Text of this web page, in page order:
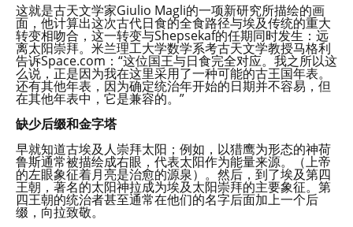
这就是古天文学家Giulio Magli的一项新研究所描绘的画
面，他计算出这次古代日食的全食路径与埃及传统的重大
转变相吻合，这一转变与Shepsekaf的任期同时发生：远
离太阳崇拜。米兰理工大学数学系考古天文学教授马格利
告诉Space.com：“这位国王与日食完全对应。我之所以这
么说，正是因为我在这里采用了一种可能的古王国年表。
还有其他年表，因为确定统治年开始的日期并不容易，但
在其他年表中，它是兼容的。”
缺少后缀和金字塔
早就知道古埃及人崇拜太阳；例如，以猎鹰为形态的神荷
鲁斯通常被描绘成右眼，代表太阳作为能量来源。（上帝
的左眼象征着月亮是治愈的源泉）。然后，到了埃及第四
王朝，著名的太阳神拉成为埃及太阳崇拜的主要象征。第
四王朝的统治者甚至通常在他们的名字后面加上一个后
缀，向拉致敬。